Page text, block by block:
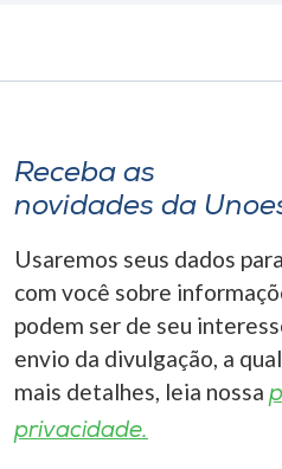
Receba as
novidades da
Usaremos seus dados
com você sobre
podem ser de seu
envio da divulgação, a
mais detalhes, leia nossa
privacidade.